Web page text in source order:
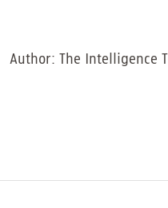
Author: The Intelligence